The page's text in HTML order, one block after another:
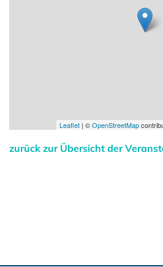
Leaflet | ©OpenStreetMap
zurück zur Übersicht der